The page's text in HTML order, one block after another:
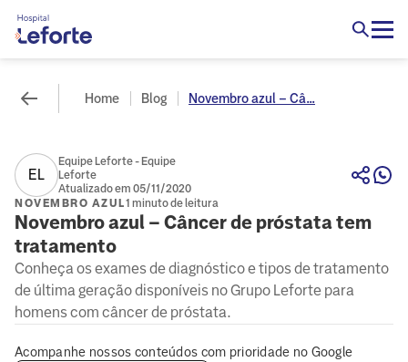
Home Blog Novembro azul – Câ...
EL
Equipe Leforte - Equipe
Leforte
Atualizado em 05/11/2020
NOVEMBRO AZUL1 minuto de leitura
Novembro azul – Câncer de próstata tem
tratamento
Conheça os exames de diagnóstico e tipos de tratamento
de última geração disponíveis no Grupo Leforte para
homens com câncer de próstata.
Acompanhe nossos conteúdos com prioridade no Google